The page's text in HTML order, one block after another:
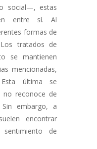
social—, estas
entre sí. Al
formas de
tratados de
se mantienen
mencionadas,
última se
no reconoce de
embargo, a
encontrar
de